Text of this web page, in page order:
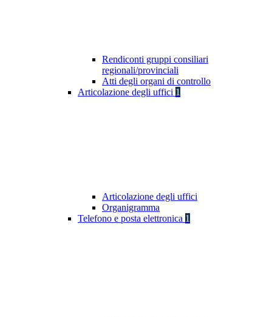
Rendiconti gruppi consiliari
regionali/provinciali
Atti degli organi di controllo
Articolazione degli uffici 1
Articolazione degli uffici
Organigramma
Telefono e posta elettronica 1